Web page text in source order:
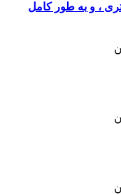
، و به طور کامل